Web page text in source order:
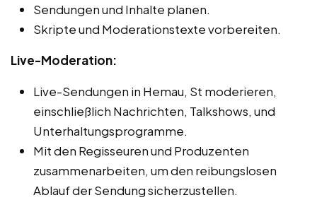
Sendungen und Inhalte planen.
Skripte und Moderationstexte vorbereiten.
Live-Moderation:
Live-Sendungen in Hemau, St moderieren,
einschließlich Nachrichten, Talkshows, und
Unterhaltungsprogramme.
Mit den Regisseuren und Produzenten
zusammenarbeiten, um den reibungslosen
Ablauf der Sendung sicherzustellen.